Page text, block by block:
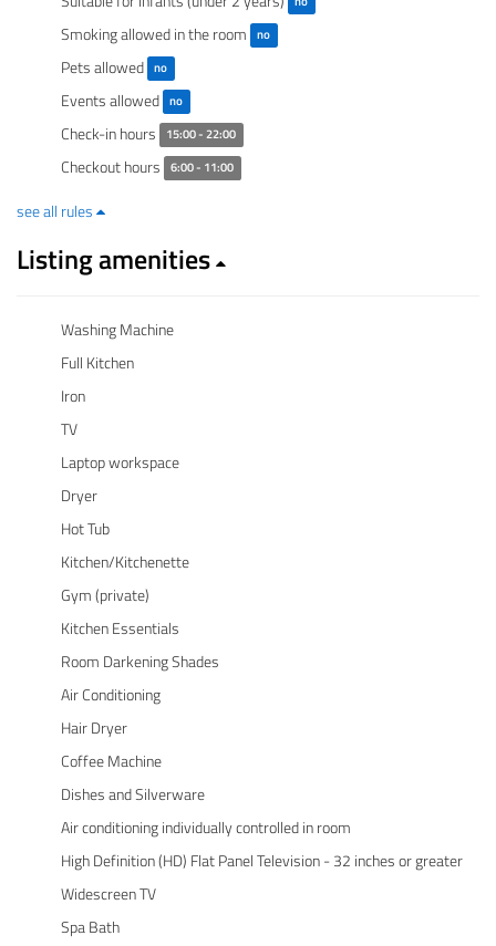
Smoking allowed in the room no
Pets allowed no
Events allowed no
Check-in hours 15:00 - 22:00
Checkout hours 6:00 - 11:00
see all rules
Listing amenities
Washing Machine
Full Kitchen
Iron
TV
Laptop workspace
Dryer
Hot Tub
Kitchen/Kitchenette
Gym (private)
Kitchen Essentials
Room Darkening Shades
Air Conditioning
Hair Dryer
Coffee Machine
Dishes and Silverware
Air conditioning individually controlled in room
High Definition (HD) Flat Panel Television - 32 inches or greater
Widescreen TV
Spa Bath